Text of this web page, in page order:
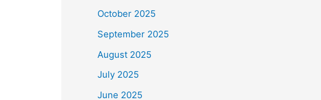
October 2025
September 2025
August 2025
July 2025
June 2025